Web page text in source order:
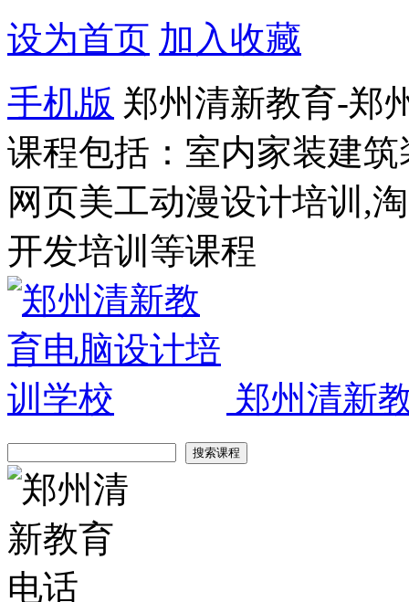
设为首页 加入收藏
手机版 郑州清新教育-郑
课程包括：室内家装建
网页美工动漫设计培训,
开发培训等课程
郑州清新